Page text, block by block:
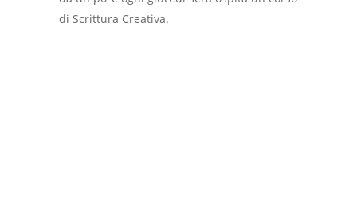
di Scrittura Creativa.